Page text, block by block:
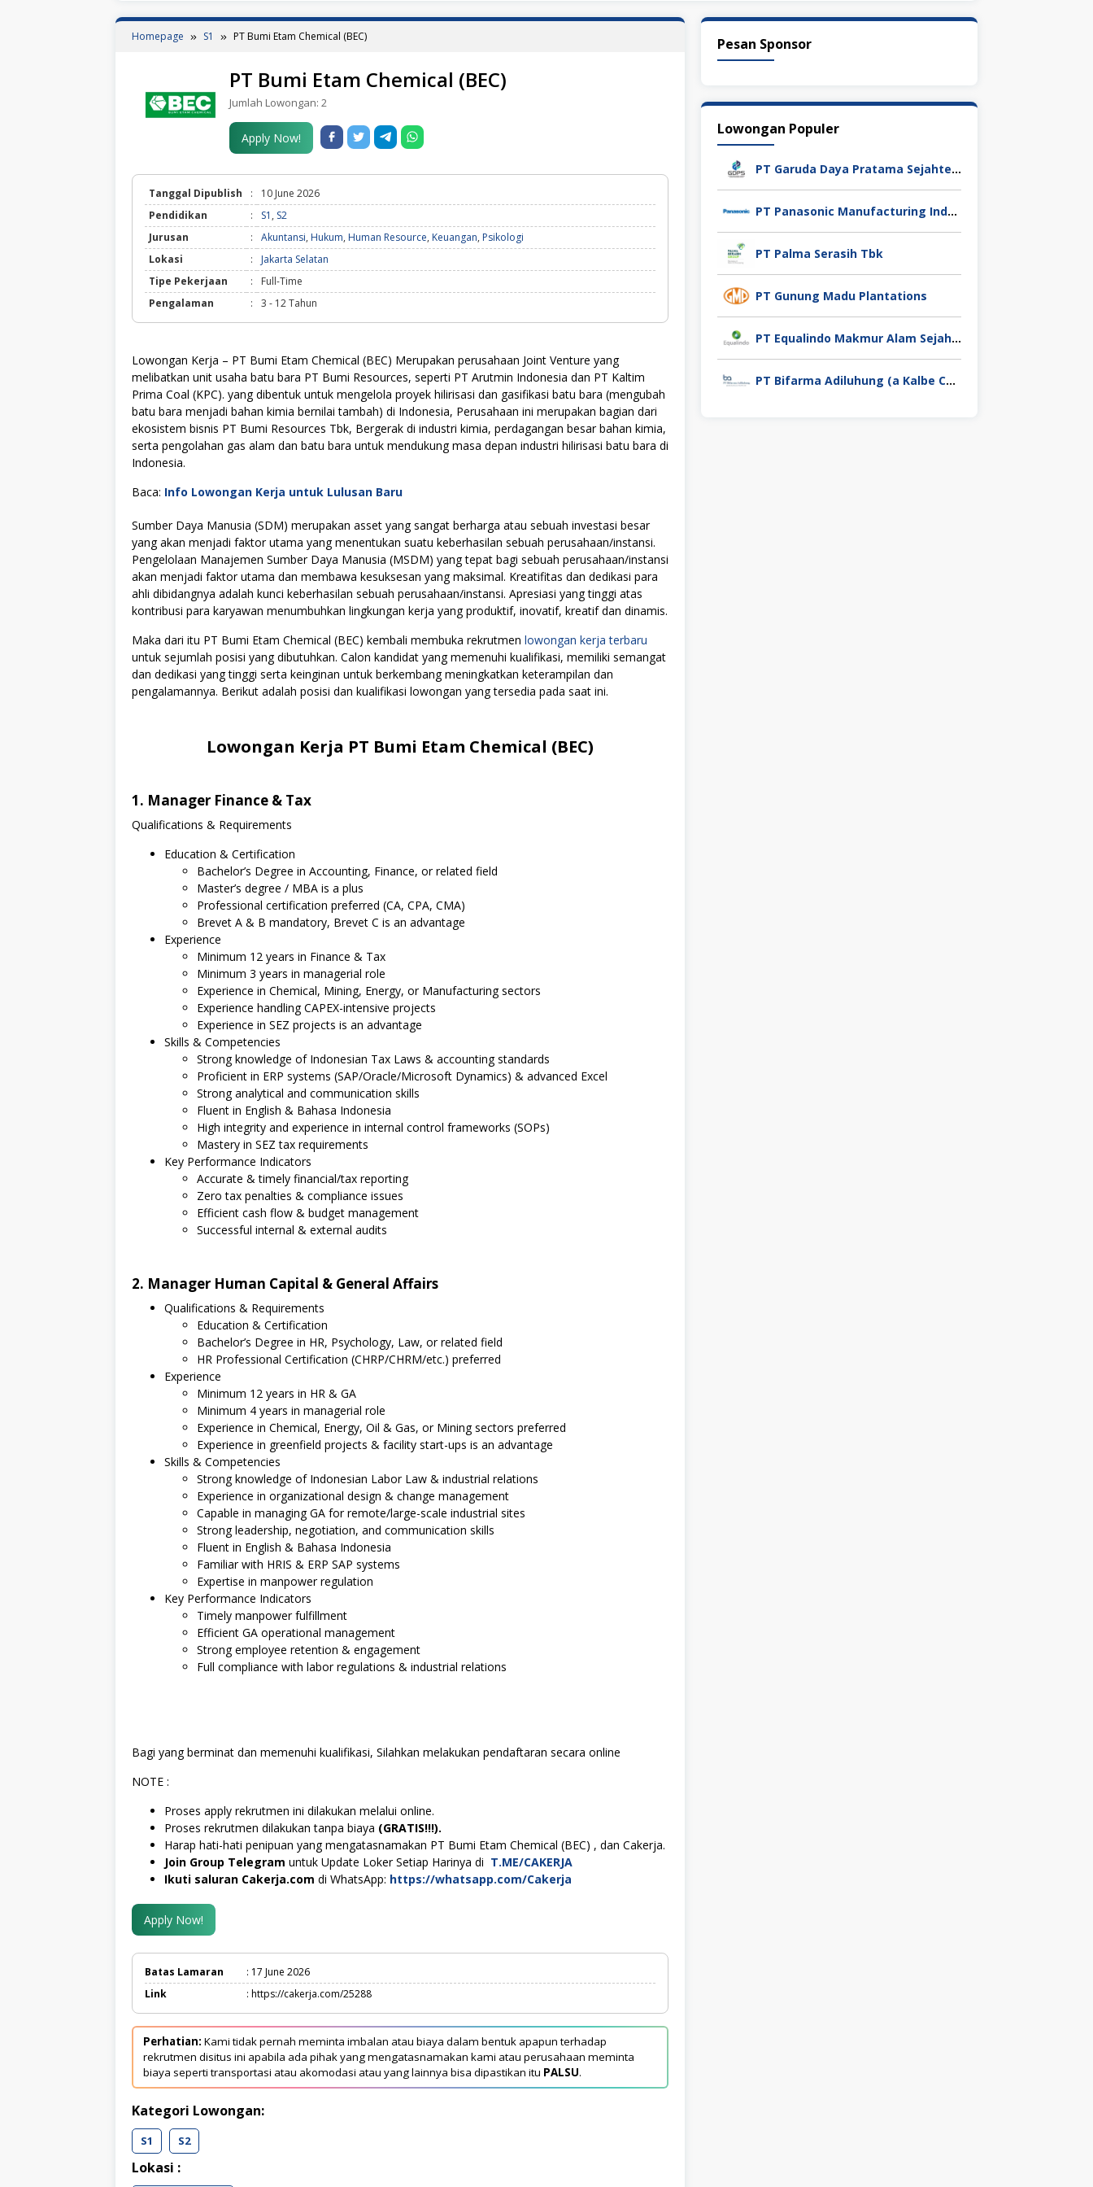
Homepage S1 PT Bumi Etam Chemical (BEC)
PT Bumi Etam Chemical (BEC)
Jumlah Lowongan: 2
Apply Now!
Tanggal Dipublish :
10 June 2026
Pendidikan
: S1 , S2
Jurusan
: Akuntansi, Hukum, Human Resource, Keuangan, Psikologi
Lokasi
:
Jakarta Selatan
Tipe Pekerjaan
:
Full-Time
Pengalaman
: 3 - 12 Tahun
Lowongan Kerja – PT Bumi Etam Chemical (BEC) Merupakan perusahaan Joint Venture yang
melibatkan unit usaha batu bara PT Bumi Resources, seperti PT Arutmin Indonesia dan PT Kaltim
Prima Coal (KPC). yang dibentuk untuk mengelola proyek hilirisasi dan gasifikasi batu bara (mengubah
batu bara menjadi bahan kimia bernilai tambah) di Indonesia, Perusahaan ini merupakan bagian dari
ekosistem bisnis PT Bumi Resources Tbk, Bergerak di industri kimia, perdagangan besar bahan kimia,
serta pengolahan gas alam dan batu bara untuk mendukung masa depan industri hilirisasi batu bara di
Indonesia.
Baca: Info Lowongan Kerja untuk Lulusan Baru
Sumber Daya Manusia (SDM) merupakan asset yang sangat berharga atau sebuah investasi besar
yang akan menjadi faktor utama yang menentukan suatu keberhasilan sebuah perusahaan/instansi.
Pengelolaan Manajemen Sumber Daya Manusia (MSDM) yang tepat bagi sebuah perusahaan/instansi
akan menjadi faktor utama dan membawa kesuksesan yang maksimal. Kreatifitas dan dedikasi para
ahli dibidangnya adalah kunci keberhasilan sebuah perusahaan/instansi. Apresiasi yang tinggi atas
kontribusi para karyawan menumbuhkan lingkungan kerja yang produktif, inovatif, kreatif dan dinamis.
Maka dari itu PT Bumi Etam Chemical (BEC) kembali membuka rekrutmen lowongan kerja terbaru
untuk sejumlah posisi yang dibutuhkan. Calon kandidat yang memenuhi kualifikasi, memiliki semangat
dan dedikasi yang tinggi serta keinginan untuk berkembang meningkatkan keterampilan dan
pengalamannya. Berikut adalah posisi dan kualifikasi lowongan yang tersedia pada saat ini.
Lowongan Kerja PT Bumi Etam Chemical (BEC)
1. Manager Finance & Tax
Qualifications & Requirements
Education & Certification
Bachelor’s Degree in Accounting, Finance, or related field
Master’s degree / MBA is a plus
Professional certification preferred (CA, CPA, CMA)
Brevet A & B mandatory, Brevet C is an advantage
Experience
Minimum 12 years in Finance & Tax
Minimum 3 years in managerial role
Experience in Chemical, Mining, Energy, or Manufacturing sectors
Experience handling CAPEX-intensive projects
Experience in SEZ projects is an advantage
Skills & Competencies
Strong knowledge of Indonesian Tax Laws & accounting standards
Proficient in ERP systems (SAP/Oracle/Microsoft Dynamics) & advanced Excel
Strong analytical and communication skills
Fluent in English & Bahasa Indonesia
High integrity and experience in internal control frameworks (SOPs)
Mastery in SEZ tax requirements
Key Performance Indicators
Accurate & timely financial/tax reporting
Zero tax penalties & compliance issues
Efficient cash flow & budget management
Successful internal & external audits
2. Manager Human Capital & General Affairs
Qualifications & Requirements
Education & Certification
Bachelor’s Degree in HR, Psychology, Law, or related field
HR Professional Certification (CHRP/CHRM/etc.) preferred
Experience
Minimum 12 years in HR & GA
Minimum 4 years in managerial role
Experience in Chemical, Energy, Oil & Gas, or Mining sectors preferred
Experience in greenfield projects & facility start-ups is an advantage
Skills & Competencies
Strong knowledge of Indonesian Labor Law & industrial relations
Experience in organizational design & change management
Capable in managing GA for remote/large-scale industrial sites
Strong leadership, negotiation, and communication skills
Fluent in English & Bahasa Indonesia
Familiar with HRIS & ERP SAP systems
Expertise in manpower regulation
Key Performance Indicators
Timely manpower fulfillment
Efficient GA operational management
Strong employee retention & engagement
Full compliance with labor regulations & industrial relations
Bagi yang berminat dan memenuhi kualifikasi, Silahkan melakukan pendaftaran secara online
NOTE :
Proses apply rekrutmen ini dilakukan melalui online.
Proses rekrutmen dilakukan tanpa biaya (GRATIS!!!).
Harap hati-hati penipuan yang mengatasnamakan PT Bumi Etam Chemical (BEC) , dan Cakerja.
Join Group Telegram untuk Update Loker Setiap Harinya di T.ME/CAKERJA
Ikuti saluran Cakerja.com di WhatsApp: https://whatsapp.com/Cakerja
Apply Now!
Batas Lamaran
: 17 June 2026
Link
: https://cakerja.com/25288
Perhatian: Kami tidak pernah meminta imbalan atau biaya dalam bentuk apapun terhadap
rekrutmen disitus ini apabila ada pihak yang mengatasnamakan kami atau perusahaan meminta
biaya seperti transportasi atau akomodasi atau yang lainnya bisa dipastikan itu PALSU.
Kategori Lowongan:
S1 S2
Lokasi :
Pesan Sponsor
Lowongan Populer
PT Garuda Daya Pratama Sejahtera
PT Panasonic Manufacturing Indonesia
PT Palma Serasih Tbk
PT Gunung Madu Plantations
PT Equalindo Makmur Alam Sejahtera (Equalindo Group)
PT Bifarma Adiluhung (a Kalbe Company)